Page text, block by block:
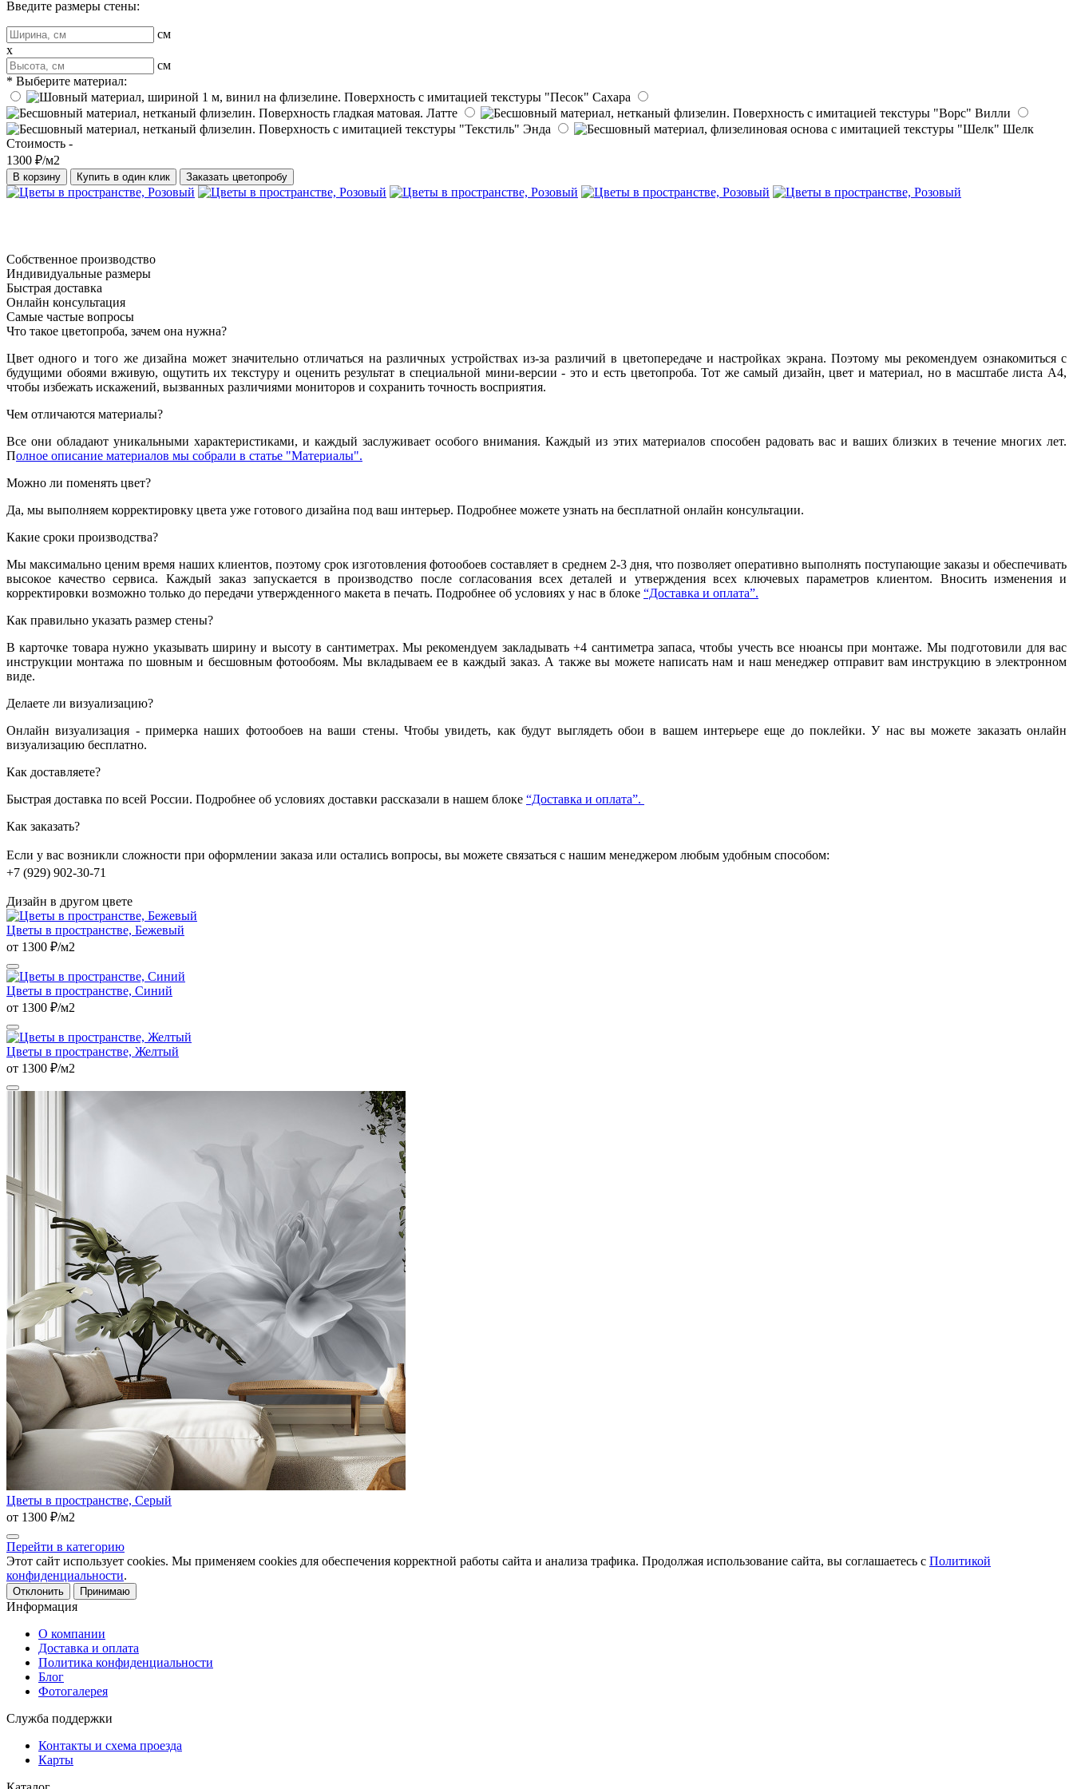
Введите размеры стены:
см
x
см
* Выберите материал:
Сахара
Латте
Вилли
Энда
Шелк
Стоимость -
1300 ₽/м2
В корзину Купить в один клик Заказать цветопробу
Собственное производство
Индивидуальные размеры
Быстрая доставка
Онлайн консультация
Самые частые вопросы
Что такое цветопроба, зачем она нужна?
Цвет одного и того же дизайна может значительно отличаться на различных устройствах из-за различий в цветопередаче и настройках экрана. Поэтому мы рекомендуем ознакомиться с
будущими обоями вживую, ощутить их текстуру и оценить результат в специальной мини-версии - это и есть цветопроба. Тот же самый дизайн, цвет и материал, но в масштабе листа А4,
чтобы избежать искажений, вызванных различиями мониторов и сохранить точность восприятия.
Чем отличаются материалы?
Все они обладают уникальными характеристиками, и каждый заслуживает особого внимания. Каждый из этих материалов способен радовать вас и ваших близких в течение многих лет.
Полное описание материалов мы собрали в статье "Материалы".
Можно ли поменять цвет?
Да, мы выполняем корректировку цвета уже готового дизайна под ваш интерьер. Подробнее можете узнать на бесплатной онлайн консультации.
Какие сроки производства?
Мы максимально ценим время наших клиентов, поэтому срок изготовления фотообоев составляет в среднем 2-3 дня, что позволяет оперативно выполнять поступающие заказы и обеспечивать
высокое качество сервиса. Каждый заказ запускается в производство после согласования всех деталей и утверждения всех ключевых параметров клиентом. Вносить изменения и
корректировки возможно только до передачи утвержденного макета в печать. Подробнее об условиях у нас в блоке “Доставка и оплата”.
Как правильно указать размер стены?
В карточке товара нужно указывать ширину и высоту в сантиметрах. Мы рекомендуем закладывать +4 сантиметра запаса, чтобы учесть все нюансы при монтаже. Мы подготовили для вас
инструкции монтажа по шовным и бесшовным фотообоям. Мы вкладываем ее в каждый заказ. А также вы можете написать нам и наш менеджер отправит вам инструкцию в электронном
виде.
Делаете ли визуализацию?
Онлайн визуализация - примерка наших фотообоев на ваши стены. Чтобы увидеть, как будут выглядеть обои в вашем интерьере еще до поклейки. У нас вы можете заказать онлайн
визуализацию бесплатно.
Как доставляете?
Быстрая доставка по всей России. Подробнее об условиях доставки рассказали в нашем блоке “Доставка и оплата”.
Как заказать?
Если у вас возникли сложности при оформлении заказа или остались вопросы, вы можете связаться с нашим менеджером любым удобным способом:
+7 (929) 902-30-71
Дизайн в другом цвете
Цветы в пространстве, Бежевый
от 1300 ₽/м2
Цветы в пространстве, Синий
от 1300 ₽/м2
Цветы в пространстве, Желтый
от 1300 ₽/м2
Цветы в пространстве, Серый
от 1300 ₽/м2
Перейти в категорию
Этот сайт использует cookies. Мы применяем cookies для обеспечения корректной работы сайта и анализа трафика. Продолжая использование сайта, вы соглашаетесь с Политикой
конфиденциальности.
Отклонить Принимаю
Информация
О компании
Доставка и оплата
Политика конфиденциальности
Блог
Фотогалерея
Служба поддержки
Контакты и схема проезда
Карты